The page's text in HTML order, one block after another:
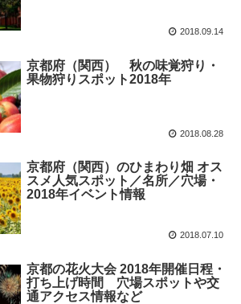
2018.09.14
京都府（関西） 秋の味覚狩り・
果物狩りスポット2018年
2018.08.28
京都府（関西）のひまわり畑 オス
スメ人気スポット／名所／穴場・
2018年イベント情報
2018.07.10
京都の花火大会 2018年開催日程・
打ち上げ時間 穴場スポットや交
通アクセス情報など